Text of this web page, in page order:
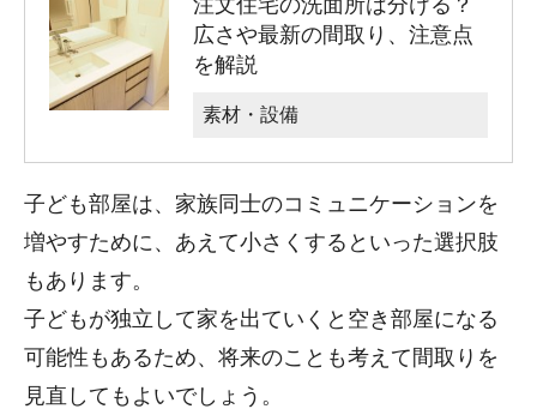
広さや最新の間取り、注意点
を解説
素材・設備
子ども部屋は、家族同士のコミュニケーションを
増やすために、あえて小さくするといった選択肢
もあります。
子どもが独立して家を出ていくと空き部屋になる
可能性もあるため、将来のことも考えて間取りを
見直してもよいでしょう。